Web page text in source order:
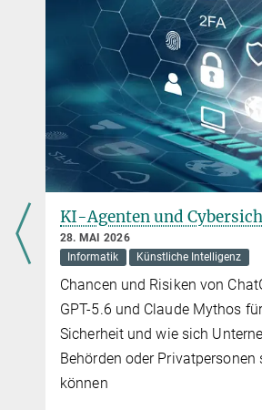
KI-Agenten und
28. MAI 2026
Informatik
Künstliche Intelligenz
Chancen und Risiken von
GPT-5.6 und Claude Mythos
Sicherheit und wie sich
Behörden oder Privatpersonen
können